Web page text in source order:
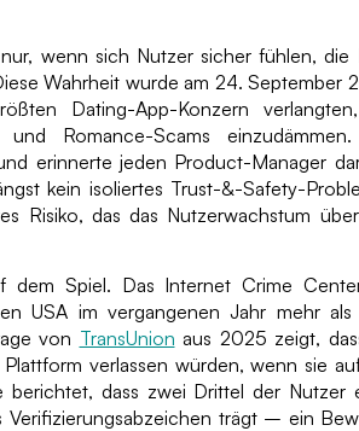
wenn sich Nutzer sicher fühlen,
Wahrheit wurde am 24. September
Dating-App-Konzern
und Romance-Scams
erinnerte jeden Product-Manager
kein isoliertes Trust-&-Safety-
Risiko, das das Nutzerwachstum
dem Spiel. Das Internet Crime
USA im vergangenen Jahr mehr
von TransUnion aus 2025 zeigt,
verlassen würden, wenn sie
berichtet, dass zwei Drittel der Nutzer
trägt – ein